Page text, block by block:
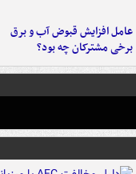
عامل افزایش قبوض آب و برق
برخی مشترکان چه بود؟